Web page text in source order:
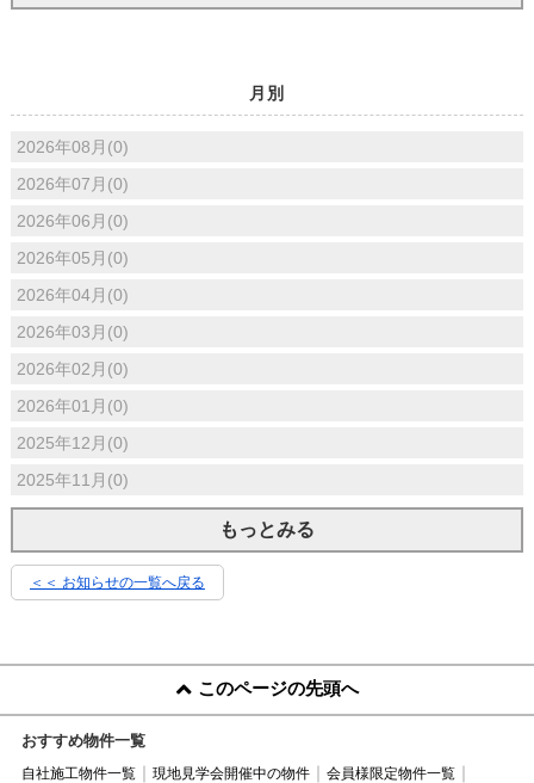
月別
2026年08月(0)
2026年07月(0)
2026年06月(0)
2026年05月(0)
2026年04月(0)
2026年03月(0)
2026年02月(0)
2026年01月(0)
2025年12月(0)
2025年11月(0)
もっとみる
＜＜ お知らせの一覧へ戻る
このページの先頭へ
おすすめ物件一覧
自社施工物件一覧 現地見学会開催中の物件
会員様限定物件一覧